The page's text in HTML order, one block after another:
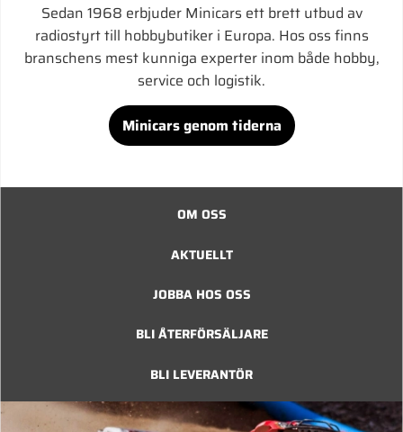
Sedan 1968 erbjuder Minicars ett brett utbud av
radiostyrt till hobbybutiker i Europa. Hos oss finns
branschens mest kunniga experter inom både hobby,
service och logistik.
Minicars genom tiderna
OM OSS
AKTUELLT
JOBBA HOS OSS
BLI ÅTERFÖRSÄLJARE
BLI LEVERANTÖR